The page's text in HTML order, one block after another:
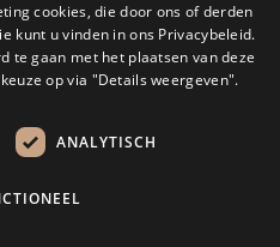
van Kranendonk B.V. worden
cookies, die door ons of derden
kunt u vinden in ons Privacybeleid.
te gaan met het plaatsen van deze
op via "Details weergeven".
ANALYTISCH